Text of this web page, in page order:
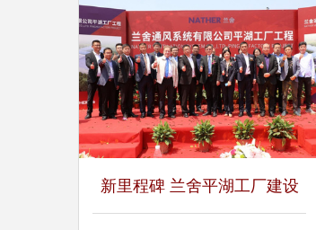
新里程碑 兰舍平湖工厂建设